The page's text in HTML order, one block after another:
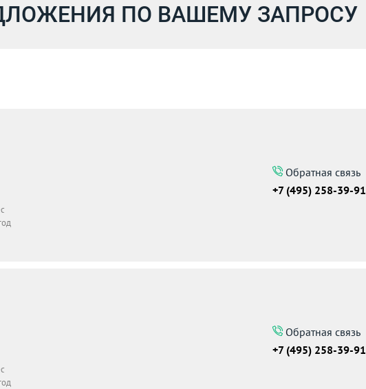
ПО ВАШЕМУ ЗАПРОСУ
Обратная связь
+7 (495) 258-39-91
Обратная связь
+7 (495) 258-39-91